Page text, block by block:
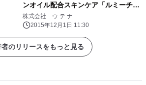
ンオイル配合スキンケア「ルミーチ
ェ」が 「オイルバランス対決」動画第
3弾公開！
株式会社 ウ テ ナ
2015年12月1日 11:30
のリリースをもっと見る